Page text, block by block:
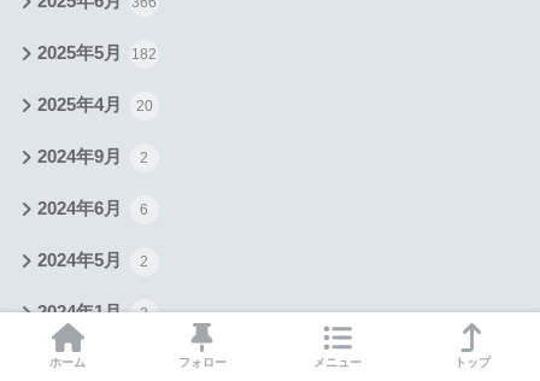
2025年5月 182
2025年4月 20
2024年9月 2
2024年6月 6
2024年5月 2
2024年1月 2
2023年6月
ホーム フォロー メニュー トップ